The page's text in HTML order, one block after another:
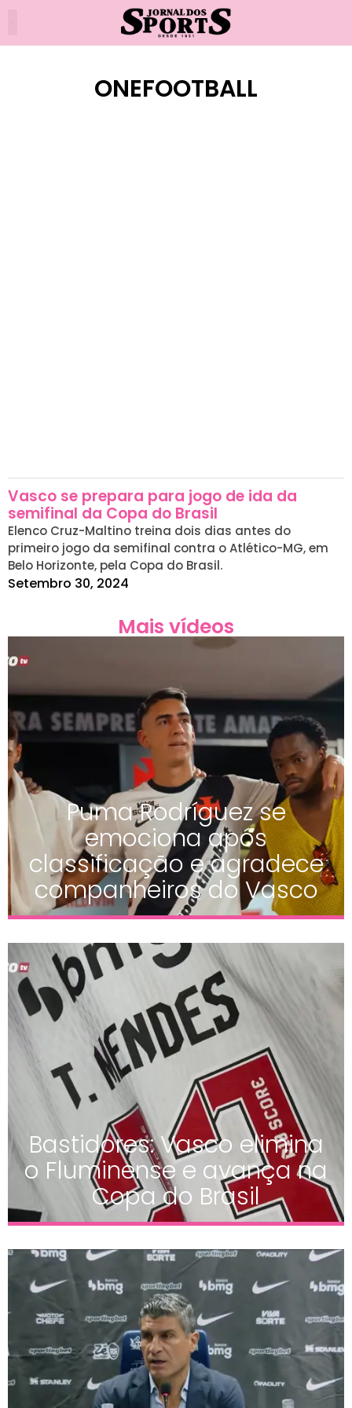
ONEFOOTBALL
Vasco se prepara para jogo de ida da
semifinal da Copa do Brasil
Elenco Cruz-Maltino treina dois dias antes do
primeiro jogo da semifinal contra o Atlético-MG, em
Belo Horizonte, pela Copa do Brasil.
Setembro 30, 2024
Mais vídeos
Puma Rodríguez se
emociona após
classificação e agradece
companheiros do Vasco
Bastidores: Vasco elimina
o Fluminense e avança na
Copa do Brasil